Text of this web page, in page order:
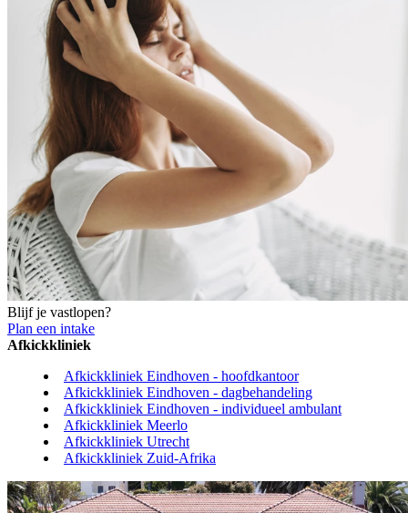
Blijf je vastlopen?
Plan een intake
Afkickkliniek
Afkickkliniek Eindhoven - hoofdkantoor
Afkickkliniek Eindhoven - dagbehandeling
Afkickkliniek Eindhoven - individueel ambulant
Afkickkliniek Meerlo
Afkickkliniek Utrecht
Afkickkliniek Zuid-Afrika